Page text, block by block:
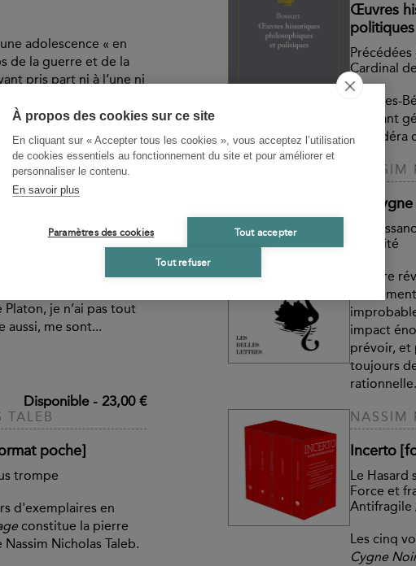
À propos des cookies sur ce site
En cliquant sur « Accepter tous les cookies », vous acceptez l’utilisation
de cookies essentiels au fonctionnement du site et pour améliorer et
personnaliser le contenu.
En savoir plus
Paramètres des cookies Tout accepter
Tout refuser
adolescence « en
de la guerre et de la
pris part ni à l’une ni
de la vie la plus
le plus d’énergie et où
bonheurs. »
Disponible-21,00 €
Œuvres
politiques
Cardinal
Jacques-
puissant
considéra
me permettre d’en
les yeux, ni la
J’ajoute que je
Je n’ai jamais
je n’ai pas tout
aussi, me sont...
Disponible- 23,00 €
Le
La
Fragilité
Ce livre
impact
prévoir, et
toujours
rationnelle.
TALEB
poche]
trompe
d'exemplaires en
constitue la pierre
Nicholas Taleb.
NASSIM
Incerto
Le Hasard
Force et
Antifragile
Les cinq
Cygne